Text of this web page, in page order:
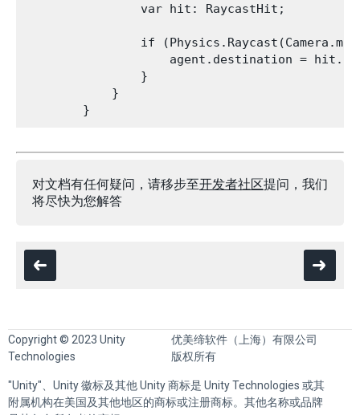
                var hit: RaycastHit;
if
agent.destination =
                }
            }
对文档有任何疑问，请移步至开发者社区提问，我们
将尽快为您解答
Copyright © 2023 Unity
Technologies
优美缔软件（上海）有限公司
版权所有
"Unity"、Unity 徽标及其他 Unity 商标是 Unity Technologies 或其
附属机构在美国及其他地区的商标或注册商标。其他名称或品牌